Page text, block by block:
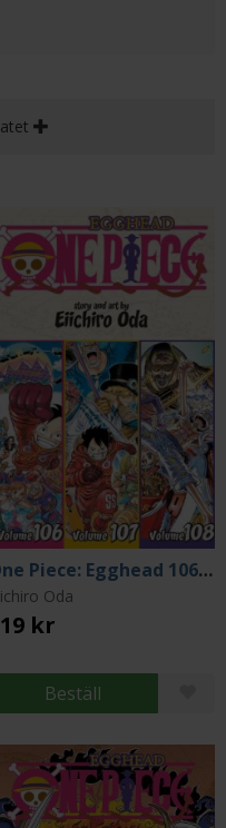
One Piece: Egghead 106-107-108
Oda
kr
Beställ